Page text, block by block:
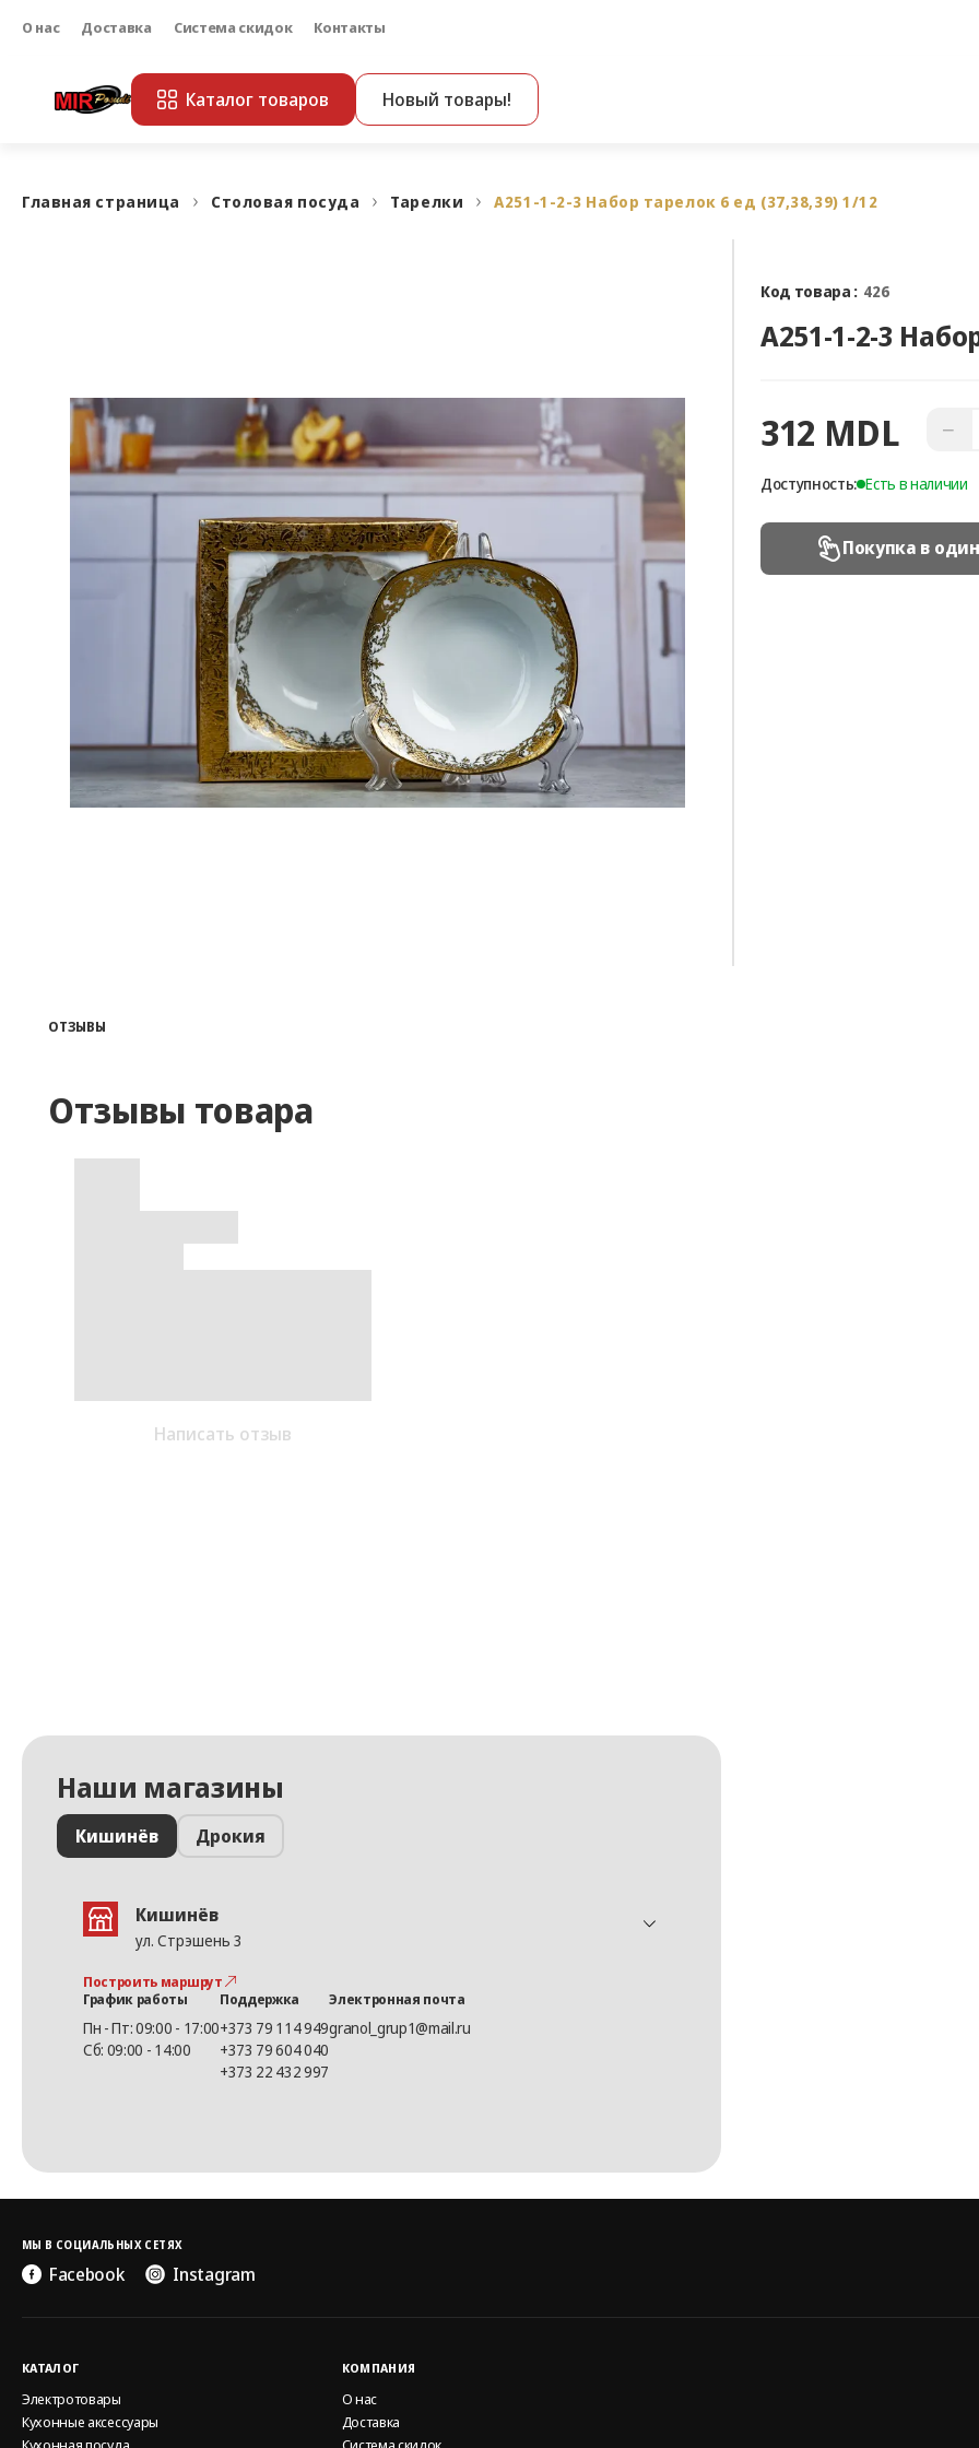
О нас Доставка Система скидок Контакты
Каталог товаров Новый товары!
Главная страница Столовая посуда Тарелки A251-1-2-3 Набор тарелок 6 ед (37,38,39) 1/12
Код товара : 426
A251-1-2-3
312 MDL −
Доступность: Есть в наличии
Покупка в
ОТЗЫВЫ
Отзывы товара
Написать отзыв
Наши магазины
Кишинёв Дрокия
Кишинёв
ул. Стрэшень 3
Построить маршрут
График работы
Пн - Пт: 09:00 - 17:00
Сб: 09:00 - 14:00
Поддержка
+373 79 114 949
+373 79 604 040
+373 22 432 997
Электронная почта
granol_grup1@mail.ru
МЫ В СОЦИАЛЬНЫХ СЕТЯХ
Facebook Instagram
КАТАЛОГ
Электротовары
Кухонные аксессуары
КОМПАНИЯ
О нас
Доставка